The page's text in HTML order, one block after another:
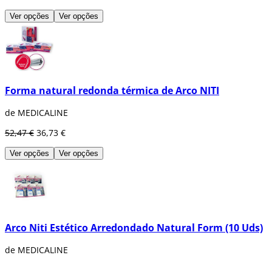
Ver opções Ver opções
Forma natural redonda térmica de Arco NITI
de MEDICALINE
52,47 € 36,73 €
Ver opções Ver opções
Arco Niti Estético Arredondado Natural Form (10 Uds)
de MEDICALINE